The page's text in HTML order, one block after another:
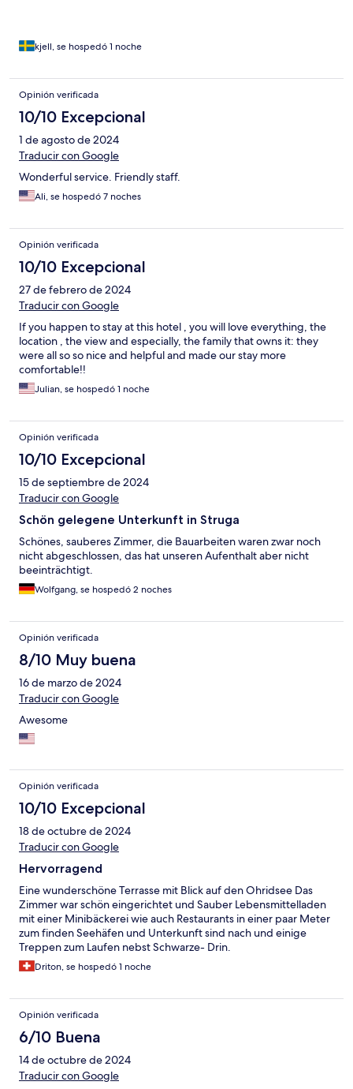
kjell, se hospedó 1 noche
Opinión verificada
10/10 Excepcional
1 de agosto de 2024
Traducir con Google
Wonderful service. Friendly staff.
Ali, se hospedó 7 noches
Opinión verificada
10/10 Excepcional
27 de febrero de 2024
Traducir con Google
If you happen to stay at this hotel , you will love everything, the
location , the view and especially, the family that owns it: they
were all so so nice and helpful and made our stay more
comfortable!!
Julian, se hospedó 1 noche
Opinión verificada
10/10 Excepcional
15 de septiembre de 2024
Traducir con Google
Schön gelegene Unterkunft in Struga
Schönes, sauberes Zimmer, die Bauarbeiten waren zwar noch
nicht abgeschlossen, das hat unseren Aufenthalt aber nicht
beeinträchtigt.
Wolfgang, se hospedó 2 noches
Opinión verificada
8/10 Muy buena
16 de marzo de 2024
Traducir con Google
Awesome
Opinión verificada
10/10 Excepcional
18 de octubre de 2024
Traducir con Google
Hervorragend
Eine wunderschöne Terrasse mit Blick auf den Ohridsee Das
Zimmer war schön eingerichtet und Sauber Lebensmittelladen
mit einer Minibäckerei wie auch Restaurants in einer paar Meter
zum finden Seehäfen und Unterkunft sind nach und einige
Treppen zum Laufen nebst Schwarze- Drin.
Driton, se hospedó 1 noche
Opinión verificada
6/10 Buena
14 de octubre de 2024
Traducir con Google